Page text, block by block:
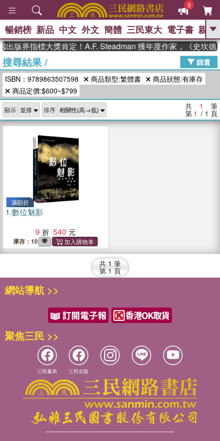
5
GO
高希均教授回憶錄
、 The Odyssey 、 父親節 、 如果歷
史是一群喵 、 暑期推薦 、 國際布克
登輝時代 、 數學女孩：黎曼猜想 、
偉大的迷走神經
暢銷榜 新品 中文 外文 簡體 三民東大 電子書 親子
出版界指標大獎肯定！A.F. Steadman 獲年度作家，《史坎德
搜尋結果/
篩選
ISBN：9789863507598
商品類型:繁體書
商品狀態:有庫存
商品定價:$600~$799
顯示 排序 共 1 筆
第 1 / 1 頁
滿額折
1.數位魅影
9
540
庫存：10
共 1 筆
第 1 頁
網站導航 >>
聚焦三民 >>
三民書局 三民出版